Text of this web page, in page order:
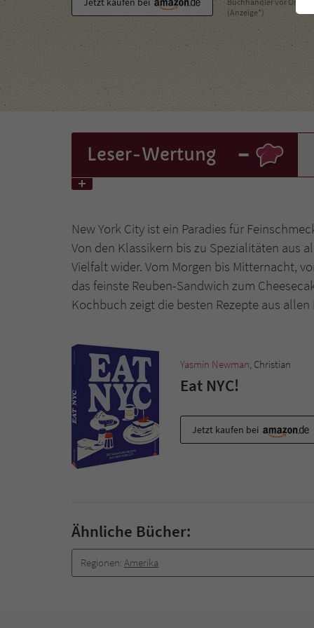
(Anzeige*)
Leser-Wertung -
New York City ist ein Paradies für
Von den Klassikern bis zu Spezialitäten aus
Vielfalt wider. Vom Morgen bis Mitternacht,
das feinste Reuben-Sandwich zum
Kochbuch zeigt die besten Rezepte aus allen
Yasmin Newman, Christian
Eat NYC!
Jetzt kaufen bei
Ähnliche Bücher:
Regionen: Amerika